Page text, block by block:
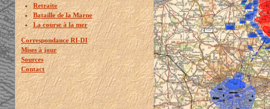
Retraite
Bataille de la Marne
La course à la mer
Correspondance RI-DI
Mises à jour
Sources
Contact